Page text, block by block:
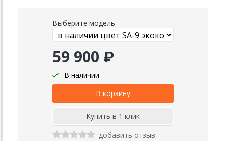
Выберите модель
59 900 ₽
В наличии
добавить отзыв